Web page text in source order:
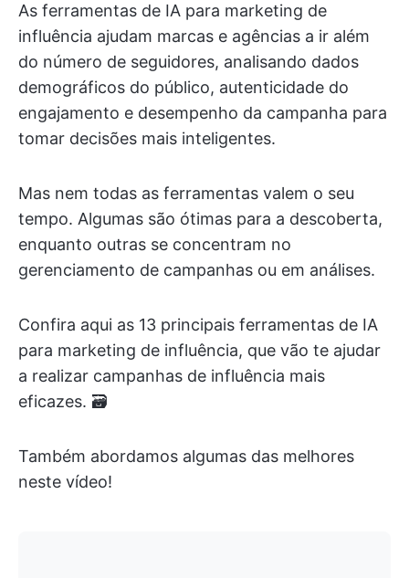
As ferramentas de IA para marketing de
influência ajudam marcas e agências a ir além
do número de seguidores, analisando dados
demográficos do público, autenticidade do
engajamento e desempenho da campanha para
tomar decisões mais inteligentes.
Mas nem todas as ferramentas valem o seu
tempo. Algumas são ótimas para a descoberta,
enquanto outras se concentram no
gerenciamento de campanhas ou em análises.
Confira aqui as 13 principais ferramentas de IA
para marketing de influência, que vão te ajudar
a realizar campanhas de influência mais
eficazes. 🗃️
Também abordamos algumas das melhores
neste vídeo!